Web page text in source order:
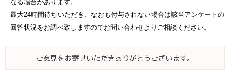
なる場合があります。
最大24時間待ちいただき、なおも付与されない場合は該当アンケートの
回答状況をお調べ致しますのでお問い合わせよりご相談ください。
ご意見をお寄せいただきありがとうございます。